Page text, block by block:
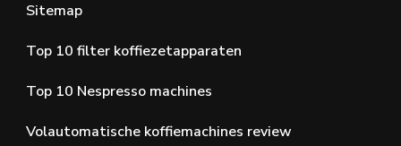
Sitemap
Top 10 filter koffiezetapparaten
Top 10 Nespresso machines
Volautomatische koffiemachines review